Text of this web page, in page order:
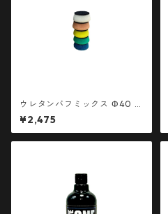
ウレタンバフミックス Φ40 ベ
ルクロ径30mm 各色1枚 簡易
包装
¥2,475